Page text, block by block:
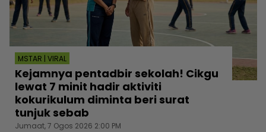
MSTAR | VIRAL
Kejamnya pentadbir sekolah! Cikgu
lewat 7 minit hadir aktiviti
kokurikulum diminta beri surat
tunjuk sebab
Jumaat, 7 Ogos 2026 2:00 PM